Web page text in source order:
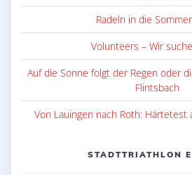
Radeln in die
Volunteers – Wir
Auf die Sonne folgt der Regen oder
Flintsbach
Von Lauingen nach Roth:
STADTTRIATHLON